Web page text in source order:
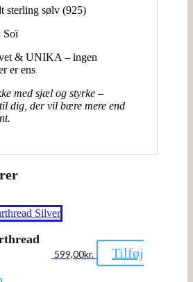
sterling sølv (925)
Soï
& UNIKA – ingen
er ens
med sjæl og styrke –
dig, der vil bære mere end
599,00kr. Tilføj